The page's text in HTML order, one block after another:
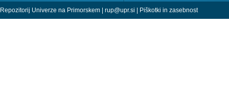
Repozitorij Univerze na Primorskem | rup@upr.si | Piškotki in zasebnost